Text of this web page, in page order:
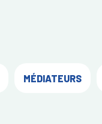
MÉDIATEURS